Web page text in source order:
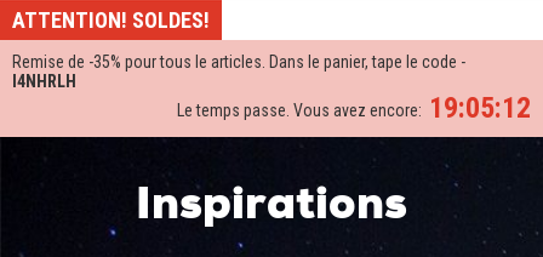
ATTENTION! SOLDES!
Remise de -35% pour tous le articles. Dans le panier, tape le code -
I4NHRLH
19:05:11
Le temps passe. Vous avez encore:
Inspirations